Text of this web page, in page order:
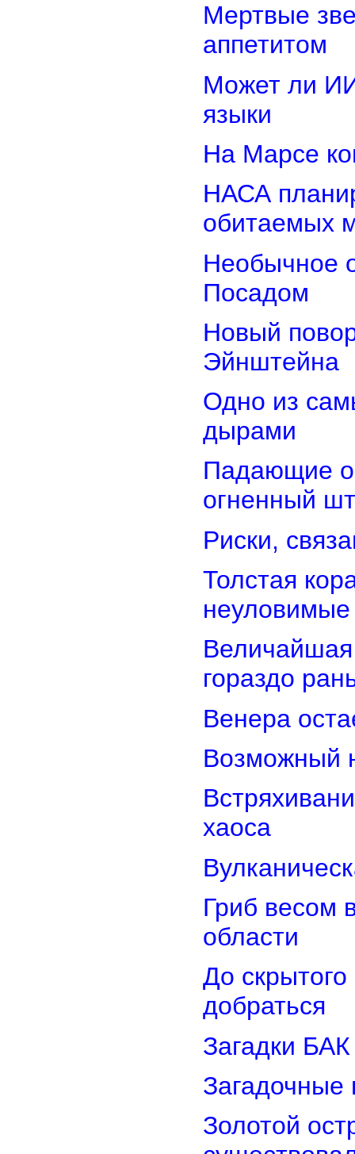
Мертвые
аппетитом
Может ли
языки
На Марсе
НАСА
обитаемых
Необычное
Посадом
Новый
Эйнштейна
Одно из
дырами
Падающие
огненный
Риски,
Толстая
Величайшая
гораздо
Венера
Возможный
хаоса
Гриб весом
области
До
добраться
Загадки
Загадочные
Золотой